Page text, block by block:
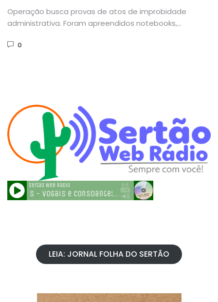
Crateús e mira em vereadores
Operação busca provas de atos de improbidade
administrativa. Foram apreendidos notebooks,
Ministério Público...
0
LEIA: JORNAL FOLHA DO SERTÃO